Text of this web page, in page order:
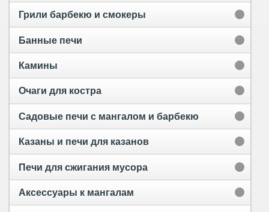
Грили барбекю и смокеры
Банные печи
Камины
Очаги для костра
Садовые печи с мангалом и барбекю
Казаны и печи для казанов
Печи для сжигания мусора
Аксессуары к мангалам